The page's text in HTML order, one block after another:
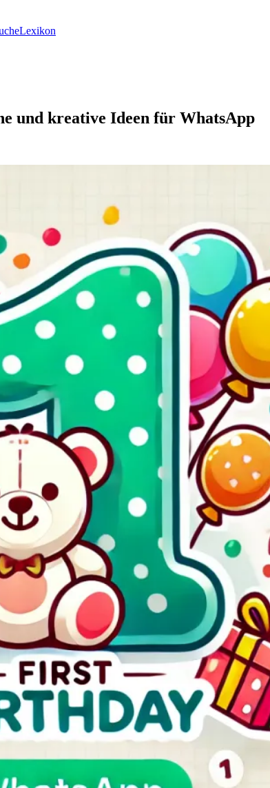
Lexikon
und kreative Ideen für WhatsApp